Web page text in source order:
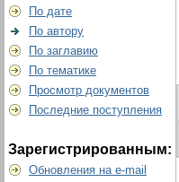
По дате
По автору
По заглавию
По тематике
Просмотр документов
Последние поступления
Зарегистрированным:
Обновления на e-mail